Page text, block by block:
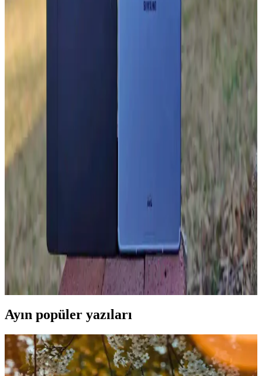
Xiaomi Redmi 13 ve Samsung Galaxy A16 modellerinin tasarım,
Samsung Galaxy Z Fold6: Yenilikçi Tasarım ve
Samsung Galaxy Z Fold6, katlanabilir ekran teknolojisi ve hafif
ekranlarıyla yüksek performans sunuyor.
FreeBuds SE ve Galaxy Buds FE Karşılaştırması:
Uygun Fiyatlı Kablosuz Kulaklık Seçenekleri
Huawei FreeBuds SE ve Samsung Galaxy Buds FE modellerinin
tasarım, ses, pil ve ek özelliklerini karşılaştırarak bilinçli seçim
Galaxy Tab A9 ve S6 Lite: Temel Özelliklerin
Karşılaştırması ve Kullanıcı Tavsiyeleri
Galaxy Tab A9 ve S6 Lite modellerinin tasarım, performans,
depolama ve yazılım özellikleri karşılaştırmasıyla, kullanıcıların
ihtiyaçlarına uygun seçim yapmasına yardımcı olacak bilgiler
sunuluyor.
Ayın popüler yazıları